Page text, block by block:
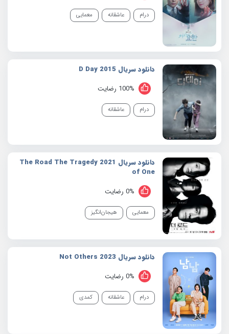
درام عاشقانه معمایی
دانلود سریال 2015 D Day
100% رضایت
درام عاشقانه
دانلود سریال 2021 The Road The Tragedy
of One
0% رضایت
معمایی هیجان‌انگیز
دانلود سریال 2023 Not Others
0% رضایت
درام عاشقانه کمدی